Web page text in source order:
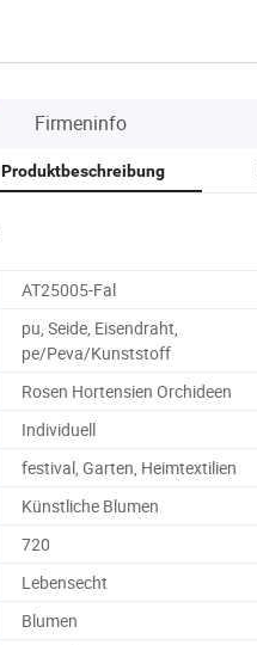
Firmeninfo
Produktbeschreibung
AT25005-Fal
pu, Seide, Eisendraht,
pe/Peva/Kunststoff
Rosen Hortensien Orchideen
Individuell
festival, Garten, Heimtextilien
Künstliche Blumen
720
Lebensecht
Blumen